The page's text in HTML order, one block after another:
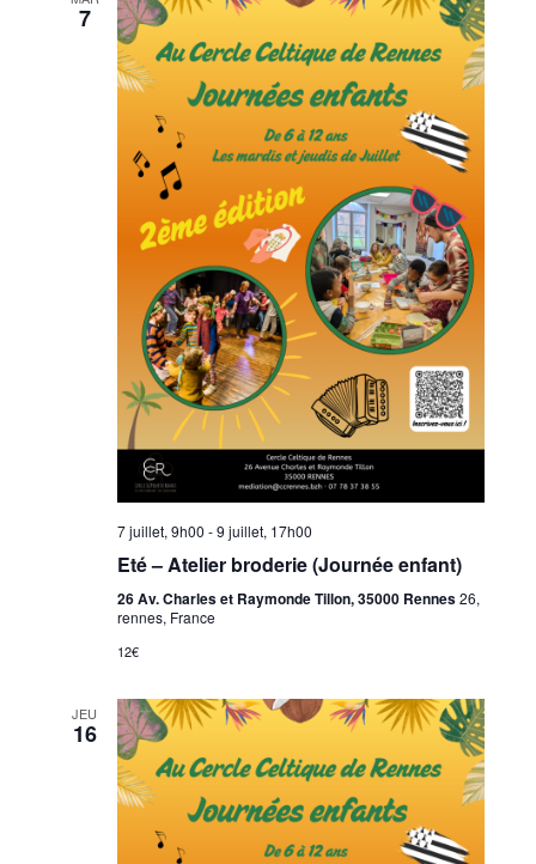
7
7 juillet, 9h00 -9 juillet, 17h00
Eté – Atelier broderie (Journée enfant)
26 Av. Charles et Raymonde Tillon, 35000 Rennes26,
rennes, France
12€
JEU
16